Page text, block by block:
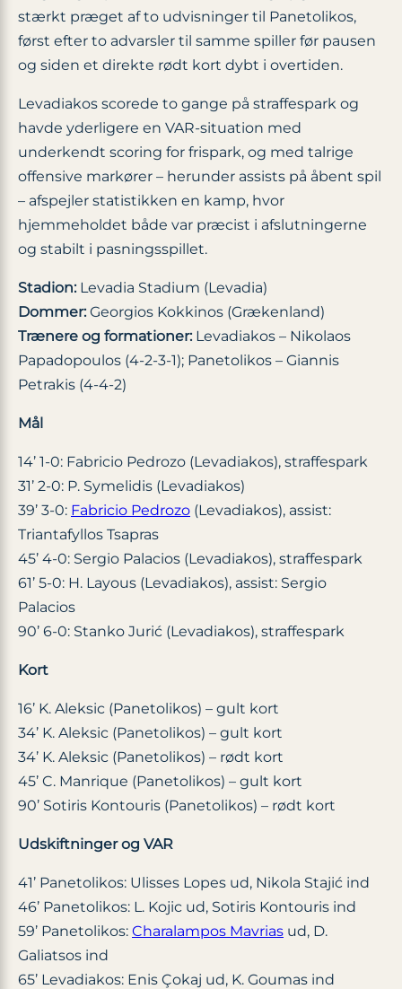
stærkt præget af to udvisninger til Panetolikos,
først efter to advarsler til samme spiller før pausen
og siden et direkte rødt kort dybt i overtiden.
Levadiakos scorede to gange på straffespark og
havde yderligere en VAR-situation med
underkendt scoring for frispark, og med talrige
offensive markører – herunder assists på åbent spil
– afspejler statistikken en kamp, hvor
hjemmeholdet både var præcist i afslutningerne
og stabilt i pasningsspillet.
Stadion:Levadia Stadium (Levadia)
Dommer:Georgios Kokkinos (Grækenland)
Trænere og formationer:Levadiakos – Nikolaos
Papadopoulos (4-2-3-1); Panetolikos – Giannis
Petrakis (4-4-2)
Mål
14’ 1-0: Fabricio Pedrozo (Levadiakos), straffespark
31’ 2-0: P. Symelidis (Levadiakos)
39’ 3-0: Fabricio Pedrozo (Levadiakos), assist:
Triantafyllos Tsapras
45’ 4-0: Sergio Palacios (Levadiakos), straffespark
61’ 5-0: H. Layous (Levadiakos), assist: Sergio
Palacios
90’ 6-0: Stanko Jurić (Levadiakos), straffespark
Kort
16’ K. Aleksic (Panetolikos) – gult kort
34’ K. Aleksic (Panetolikos) – gult kort
34’ K. Aleksic (Panetolikos) – rødt kort
45’ C. Manrique (Panetolikos) – gult kort
90’ Sotiris Kontouris (Panetolikos) – rødt kort
Udskiftninger og VAR
41’ Panetolikos: Ulisses Lopes ud, Nikola Stajić ind
46’ Panetolikos: L. Kojic ud, Sotiris Kontouris ind
59’ Panetolikos: Charalampos Mavrias ud, D.
Galiatsos ind
65’ Levadiakos: Enis Çokaj ud, K. Goumas ind